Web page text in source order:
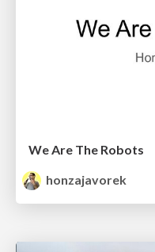
We Are The Robots
honzajavorek